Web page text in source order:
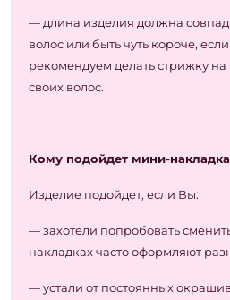
— длина изделия должна
волос или быть чуть короче,
рекомендуем делать стрижку
своих волос.
Кому подойдет мини-
Изделие подойдет, если Вы:
— захотели попробовать
накладках часто оформляют
— устали от постоянных